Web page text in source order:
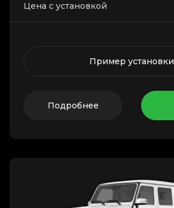
Цена с установкой
Пример установки
Подробнее